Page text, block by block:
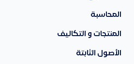
المحاسبة
المنتجات و التكاليف
الأصول الثابتة